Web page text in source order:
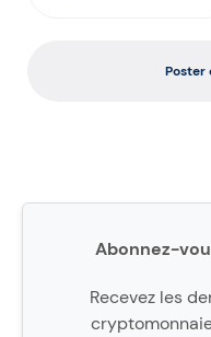
Poster
Abonnez-
Recevez les